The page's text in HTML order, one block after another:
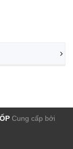
Cung cấp bởi